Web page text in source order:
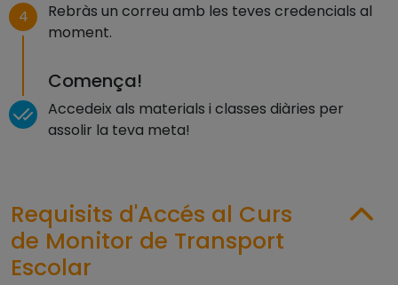
4
Rebràs un correu amb les teves credencials al
moment.
Comença!
Accedeix als materials i classes diàries per
assolir la teva meta!
Requisits d'Accés al Curs
de Monitor de Transport
Escolar